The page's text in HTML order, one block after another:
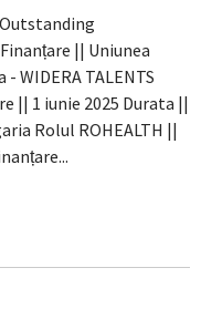
|| Uniunea
WIDERA TALENTS
|| 1 iunie 2025 Durata ||
Rolul ROHEALTH ||